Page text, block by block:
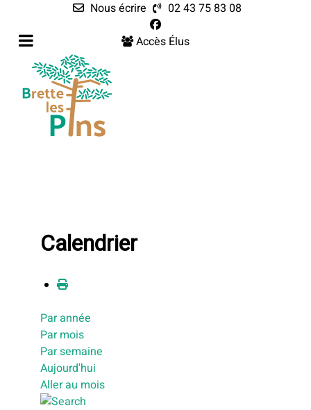
Nous écrire
02 43 75 83 08
Accès Élus
Calendrier
Par année
Par mois
Par semaine
Aujourd'hui
Aller au mois